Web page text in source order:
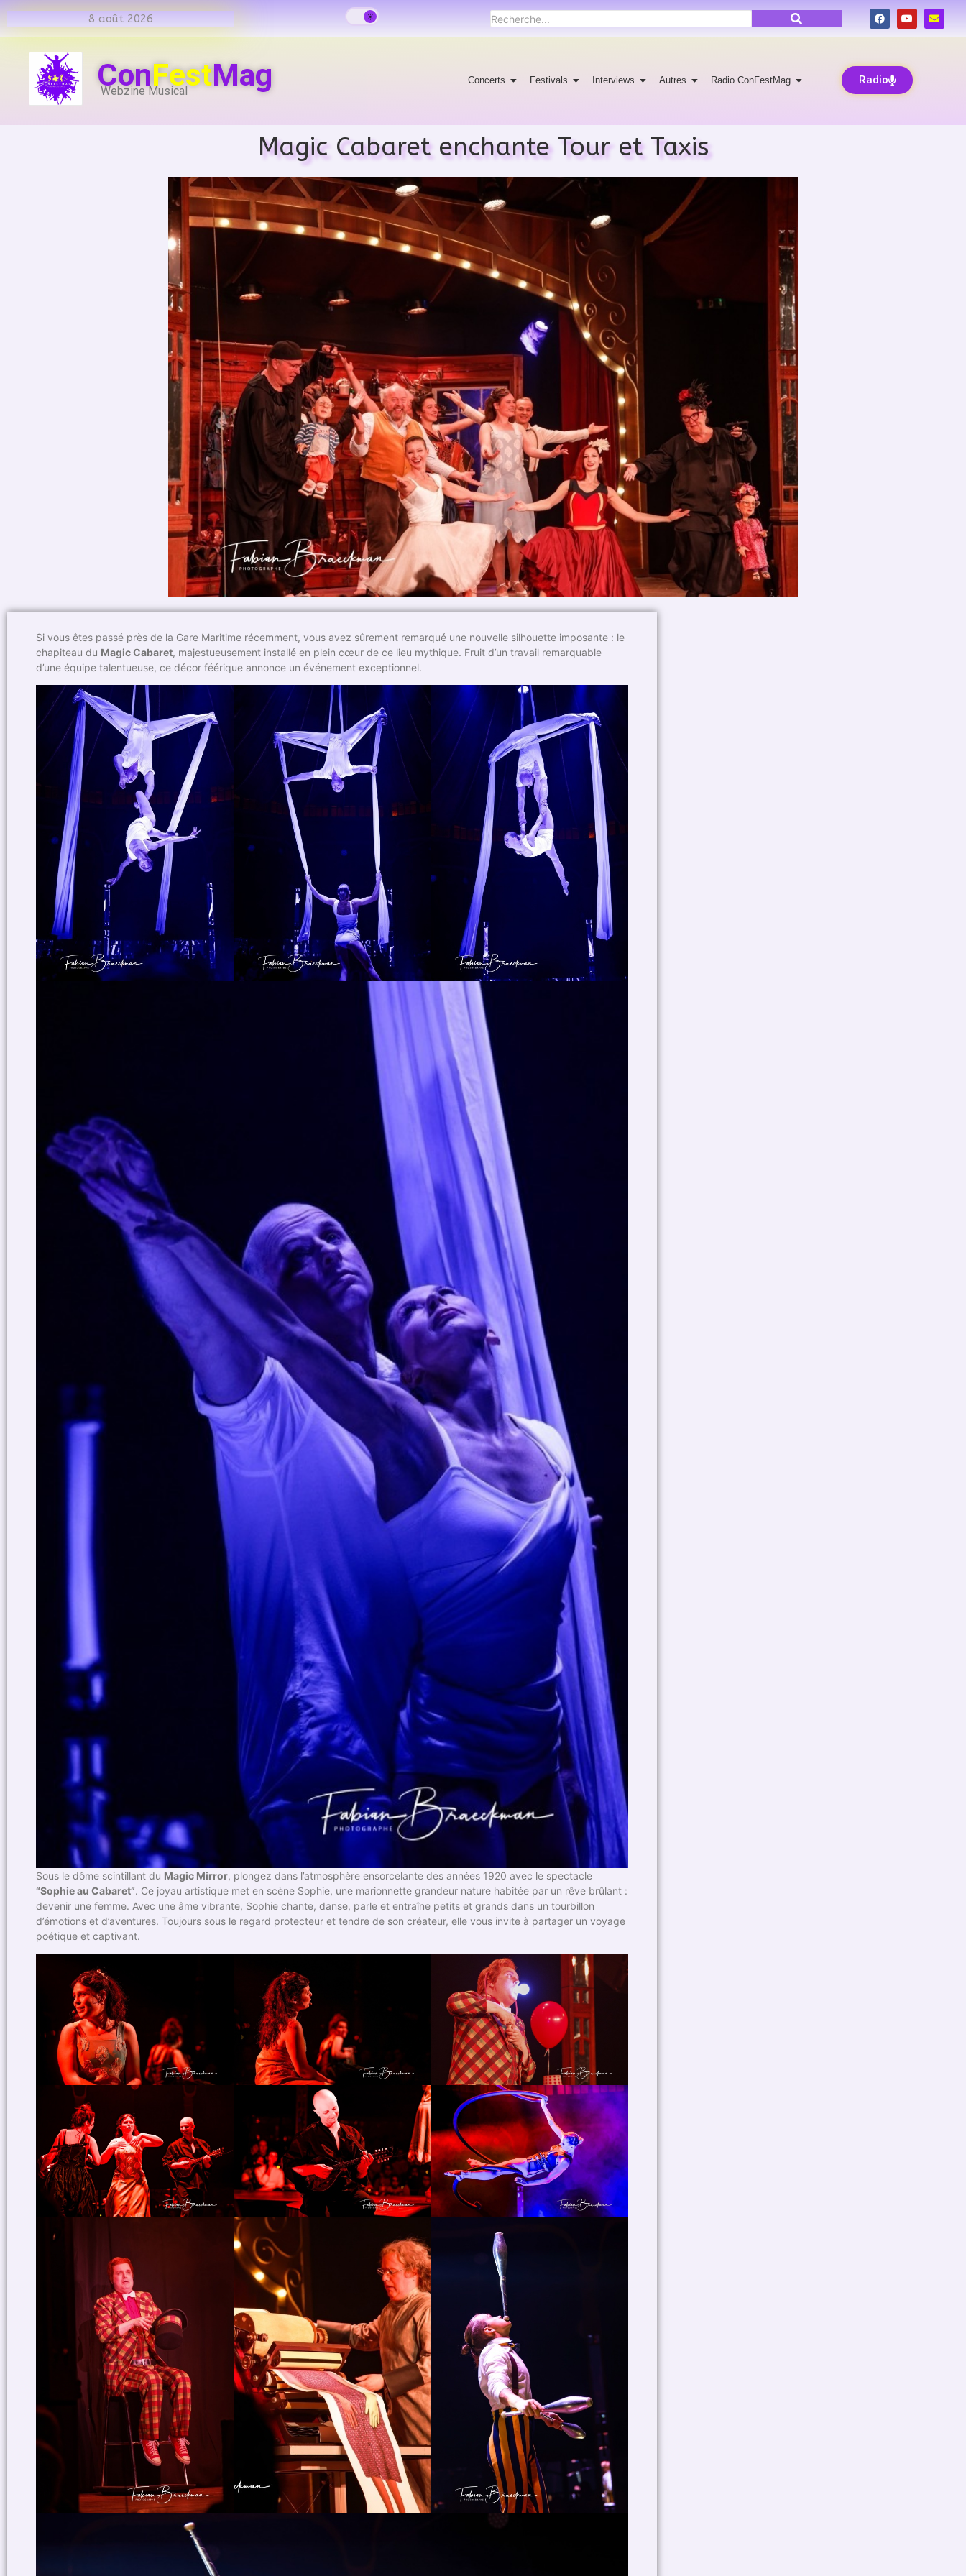
8 août 2026
ConFestMag
Webzine Musical
Concerts Festivals Interviews Autres Radio ConFestMag Radio
Magic Cabaret enchante Tour et Taxis
Si vous êtes passé près de la Gare Maritime récemment, vous avez sûrement remarqué une nouvelle silhouette imposante : le
chapiteau du Magic Cabaret, majestueusement installé en plein cœur de ce lieu mythique. Fruit d’un travail remarquable
d’une équipe talentueuse, ce décor féérique annonce un événement exceptionnel.
Sous le dôme scintillant du Magic Mirror, plongez dans l’atmosphère ensorcelante des années 1920 avec le spectacle
“Sophie au Cabaret”. Ce joyau artistique met en scène Sophie, une marionnette grandeur nature habitée par un rêve brûlant :
devenir une femme. Avec une âme vibrante, Sophie chante, danse, parle et entraîne petits et grands dans un tourbillon
d’émotions et d’aventures. Toujours sous le regard protecteur et tendre de son créateur, elle vous invite à partager un voyage
poétique et captivant.